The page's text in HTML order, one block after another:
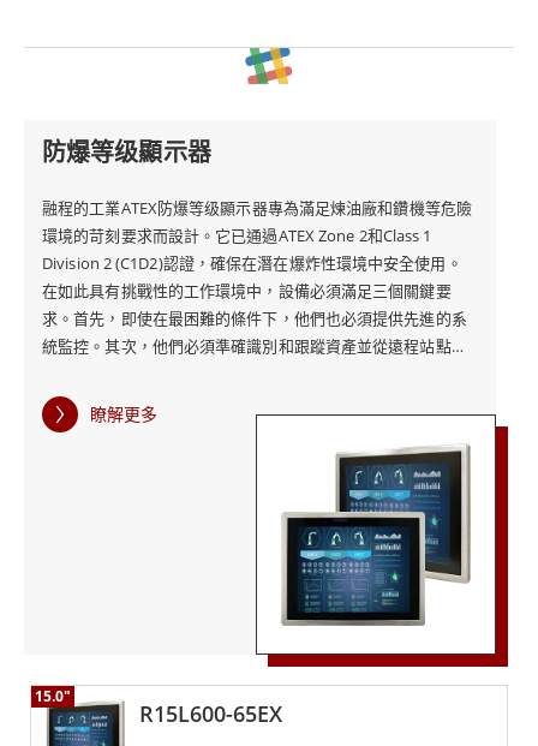
安裝方式，使其能適應潮濕、多塵、易受振動影響及嚴苛
該系列可與 SCADA 系統、PLC 平台、工業電腦及遠端監
控解決方案連接。專案團隊應在部署前確認認證、介面、
環境限制及當地法規要求。
防爆等级顯示器
融程的工業ATEX防爆等级顯示器專為滿足煉油廠和鑽機等危險
環境的苛刻要求而設計。它已通過ATEX Zone 2和Class 1
Division 2 (C1D2)認證，確保在潛在爆炸性環境中安全使用。
在如此具有挑戰性的工作環境中，設備必須滿足三個關鍵要
求。首先，即使在最困難的條件下，他們也必須提供先進的系
統監控。其次，他們必須準確識別和跟蹤資產並從遠程站點傳
的ATEX防爆等级顯示器滿足所有這些要求，確保它可以在危險
環境中安全使用。它提供準確可靠的監控以維持安全操作，其
堅固的設計意味著它可以承受石油和天然氣行業通常遇到的惡
劣條件。 此外，該顯示器還經過Class 1 Division 2 (C1D2)認
證，適合在可以收集石油勘探和運輸等敏感數據的偏遠地區使
用。融程的計算解決方案部署在煉油和石化應用中，幫助許多
公司提高生產力、安全性和效率。 借助融程的ATEX防爆等级顯
示器，煉油廠可以有效地控制流程，以降低運營成本並獲得更
多利潤，一站式解決方案包括HW、SW、PM和工廠，為客戶提
供一站式服務。 投資融程的ATEX顯示器意味著您選擇的是一款
們的ATEX顯示器以及它如何使您的業務受益。
瞭解更多
R15L600-65EX
15.0"